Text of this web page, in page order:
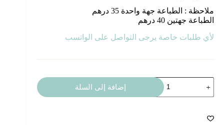
ملاحظة : الطباعة جهة واحدة 35 درهم
الطباعة جهتين 40 درهم
لأي طلبات خاصة يرجى التواصل على الواتسب
كمية
تاق
1
إضافة إلى السلة